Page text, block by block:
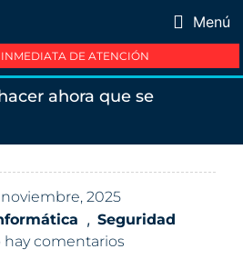
Menú
DE ATENCIÓN
ahora que se
noviembre, 2025
, Seguridad
hay comentarios